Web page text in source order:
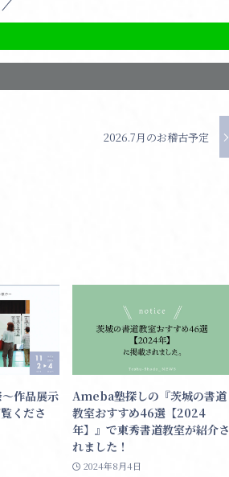
2026.7月のお稽古予定
作品展示
くださ
Ameba塾探しの『茨城の書道
教室おすすめ46選【2024
年】』で東秀書道教室が紹介さ
れました！
2024年8月4日